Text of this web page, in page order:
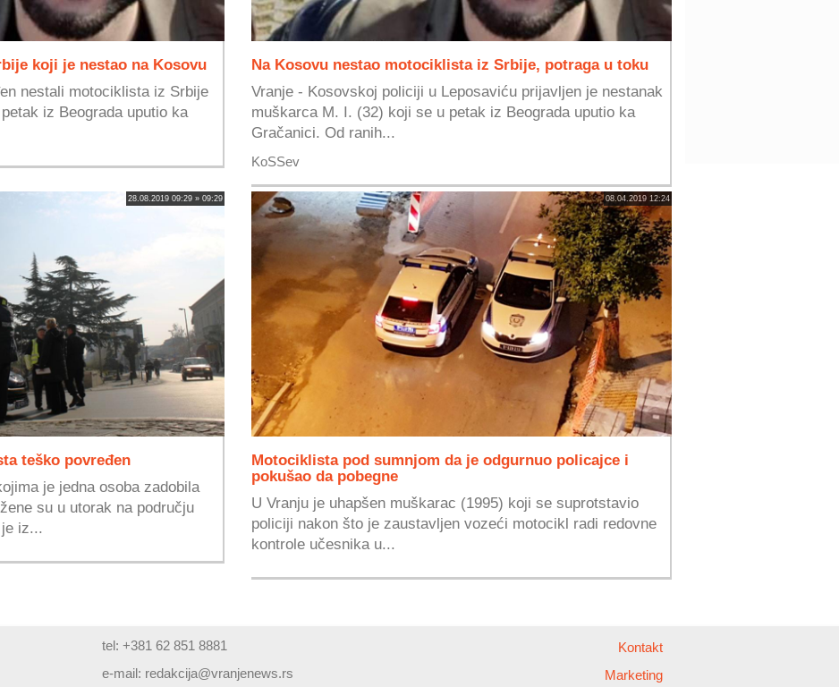
koji je nestao na Kosovu
nestali motociklista iz Srbije
iz Beograda uputio ka
Na Kosovu nestao motociklista iz Srbije, potraga u toku
Vranje - Kosovskoj policiji u Leposaviću prijavljen je nestanak
muškarca M. I. (32) koji se u petak iz Beograda uputio ka
Gračanici. Od ranih...
KoSSev
28.08.2019 09:29 » 09:29
teško povređen
je jedna osoba zadobila
su u utorak na području
iz...
08.04.2019 12:24
Motociklista pod sumnjom da je odgurnuo policajce i
pokušao da pobegne
U Vranju je uhapšen muškarac (1995) koji se suprotstavio
policiji nakon što je zaustavljen vozeći motocikl radi redovne
kontrole učesnika u...
tel: +381 62 851 8881
e-mail: redakcija@vranjenews.rs
Kontakt
Marketing